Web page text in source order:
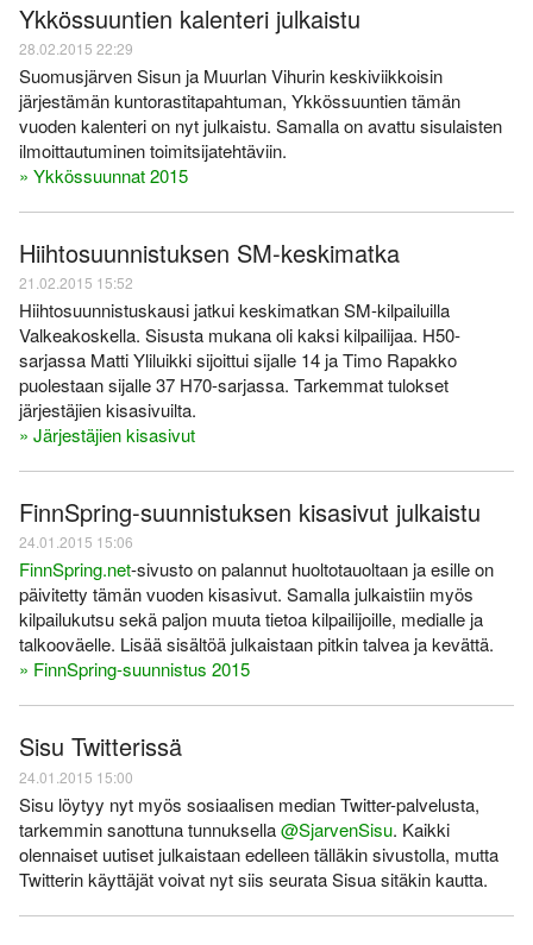
Ykkössuuntien kalenteri julkaistu
28.02.2015 22:29
Suomusjärven Sisun ja Muurlan Vihurin keskiviikkoisin
järjestämän kuntorastitapahtuman, Ykkössuuntien tämän
vuoden kalenteri on nyt julkaistu. Samalla on avattu sisulaisten
ilmoittautuminen toimitsijatehtäviin.
» Ykkössuunnat 2015
Hiihtosuunnistuksen SM-keskimatka
21.02.2015 15:52
Hiihtosuunnistuskausi jatkui keskimatkan SM-kilpailuilla
Valkeakoskella. Sisusta mukana oli kaksi kilpailijaa. H50-
sarjassa Matti Yliluikki sijoittui sijalle 14 ja Timo Rapakko
puolestaan sijalle 37 H70-sarjassa. Tarkemmat tulokset
järjestäjien kisasivuilta.
» Järjestäjien kisasivut
FinnSpring-suunnistuksen kisasivut julkaistu
24.01.2015 15:06
FinnSpring.net-sivusto on palannut huoltotauoltaan ja esille on
päivitetty tämän vuoden kisasivut. Samalla julkaistiin myös
kilpailukutsu sekä paljon muuta tietoa kilpailijoille, medialle ja
talkooväelle. Lisää sisältöä julkaistaan pitkin talvea ja kevättä.
» FinnSpring-suunnistus 2015
Sisu Twitterissä
24.01.2015 15:00
Sisu löytyy nyt myös sosiaalisen median Twitter-palvelusta,
tarkemmin sanottuna tunnuksella@SjarvenSisu. Kaikki
olennaiset uutiset julkaistaan edelleen tälläkin sivustolla, mutta
Twitterin käyttäjät voivat nyt siis seurata Sisua sitäkin kautta.